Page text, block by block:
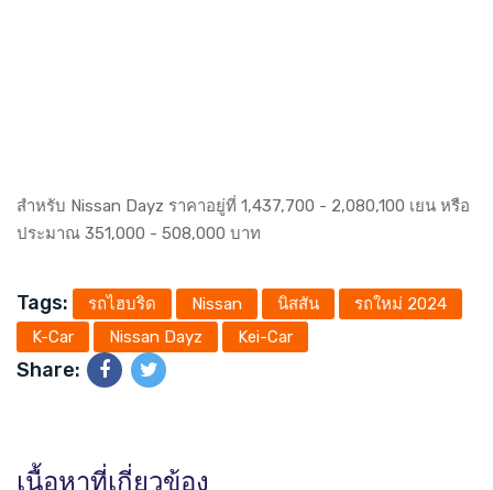
สำหรับ Nissan Dayz ราคาอยู่ที่ 1,437,700 - 2,080,100 เยน หรือ
ประมาณ 351,000 - 508,000 บาท
Tags: รถไฮบริด Nissan นิสสัน
รถใหม่ 2024
K-Car
Nissan Dayz Kei-Car
Share:
เนื้อหาที่เกี่ยวข้อง